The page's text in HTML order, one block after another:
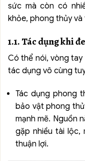
sức mà còn có
khỏe, phong thủy và
1.1. Tác dụng khi
Có thể nói, vòng
tác dụng vô cùng
Tác dụng phong
bảo vật phong
mạnh mẽ. Nguồn
gặp nhiều tài lộc,
thuận lợi.